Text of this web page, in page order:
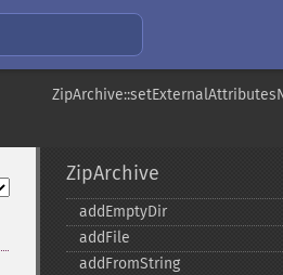
ZipArchive
addEmptyDir
addFile
addFromString